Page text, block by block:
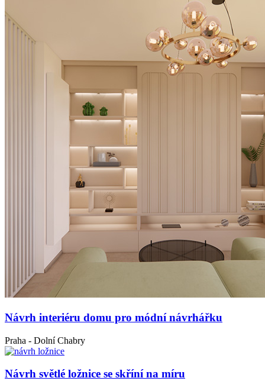
Návrh interiéru domu pro módní návrhářku
Praha - Dolní Chabry
Návrh světlé ložnice se skříní na míru